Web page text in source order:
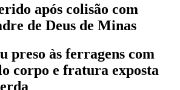
após colisão com
de Deus de Minas
preso às ferragens com
corpo e fratura exposta